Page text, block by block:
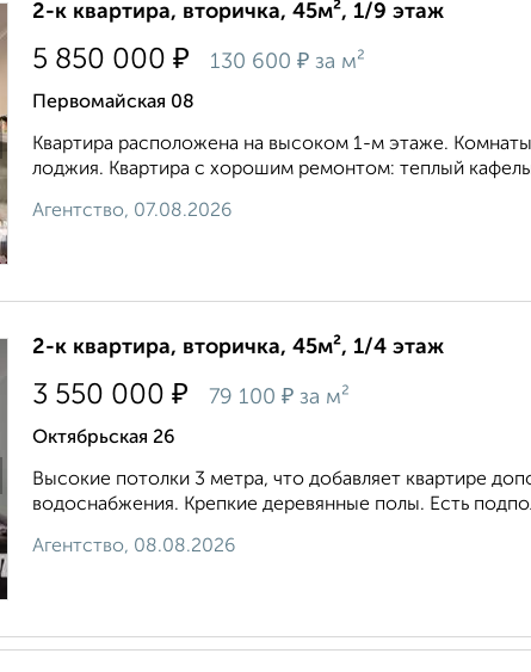
2-к квартира, вторичка, 45м², 1/9 этаж
5 850 000 ₽ 130 600 ₽ за м²
Первомайская 08
Квартира расположена на высоком 1-м этаже. Комнаты
лоджия. Квартира с хорошим ремонтом: теплый
Агентство, 07.08.2026
2-к квартира, вторичка, 45м², 1/4 этаж
3 550 000 ₽ 79 100 ₽ за м²
Октябрьская 26
Высокие потолки 3 метра, что добавляет квартире
водоснабжения. Крепкие деревянные полы. Есть
Агентство, 08.08.2026